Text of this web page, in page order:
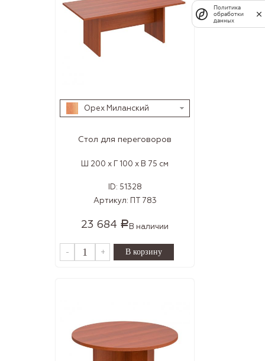
Орех Миланский
Стол для переговоров
Ш 200 x Г 100 x В 75 см
ID: 51328
Артикул: ПТ 783
23 684 РВ наличии
- +
Политика
обработки
данных